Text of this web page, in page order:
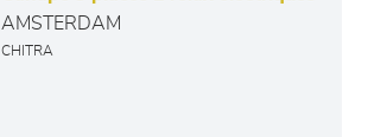
AMSTERDAM
CHITRA